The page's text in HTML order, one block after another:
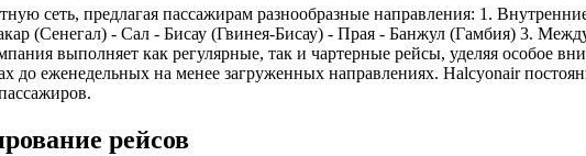
сеть, предлагая пассажирам разнообразные направления: 1.
(Сенегал) - Сал - Бисау (Гвинея-Бисау) - Прая - Банжул (Гамбия) 3.
выполняет как регулярные, так и чартерные рейсы, уделяя особое
до еженедельных на менее загруженных направлениях. Halcyonair
рейсов